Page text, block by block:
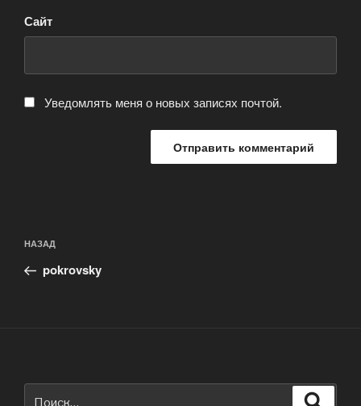
Сайт
Уведомлять меня о новых записях почтой.
по
записям
Предыдущая
запись:
НАЗАД
pokrovsky